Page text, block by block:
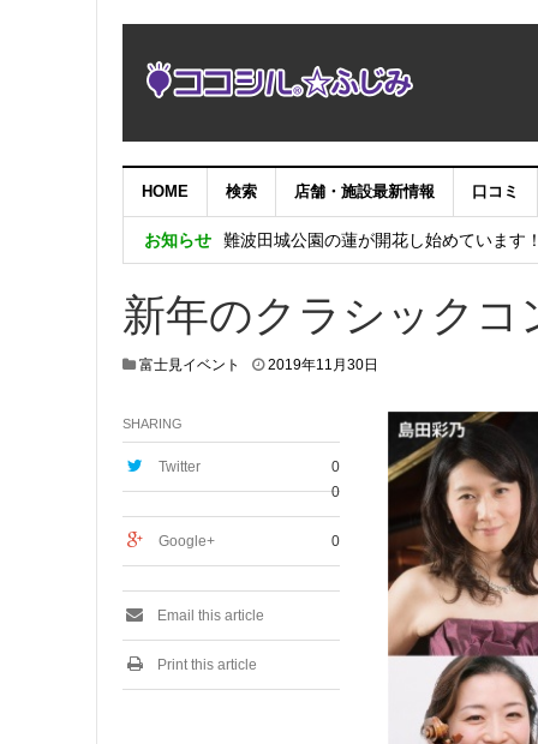
HOME 検索 店舗・施設最新情報 口コミ
お知らせ
NHK「にっぽん縦断こころ旅2025」あ
難波田城公園の蓮が開花し始めています
倉本眞理ピアノコンサートinみずほ台〜
システムメンテナンス作業に伴うサイト
新年のクラシックコ
富士見イベント 2019年11月30日
SHARING
Twitter
0
0
Google+ 0
Email this article
Print this article